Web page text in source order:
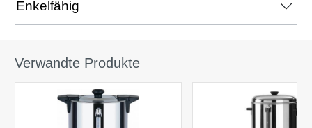
Enkelfähig
Verwandte Produkte